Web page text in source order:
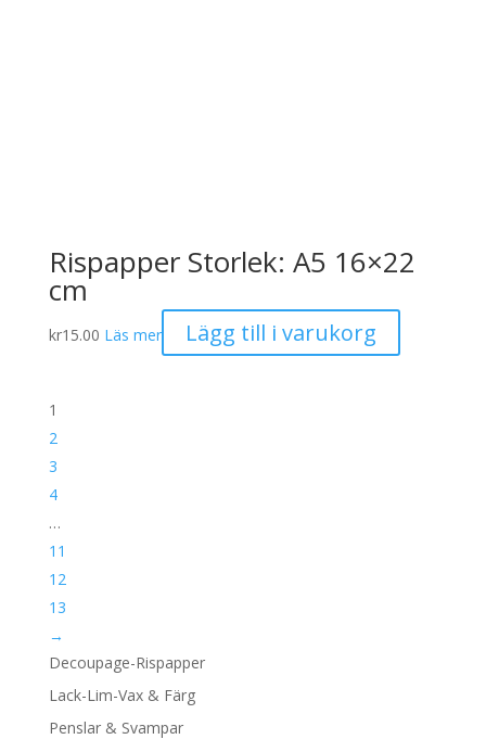
Rispapper Storlek: A5 16×22
cm
kr15.00 Läs mer Lägg till i varukorg
1
2
3
4
…
11
12
13
→
Decoupage-Rispapper
Lack-Lim-Vax & Färg
Penslar & Svampar